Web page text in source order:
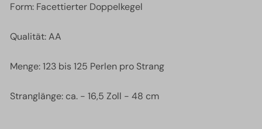
Form: Facettierter Doppelkegel
Qualität: AA
Menge: 123 bis 125 Perlen pro Strang
Stranglänge: ca. - 16,5 Zoll - 48 cm